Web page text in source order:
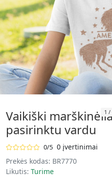
1 /
Vaikiški
pasirinktu vardu
0/5 0 įvertinimai
Prekės kodas: BR7770
Likutis: Turime